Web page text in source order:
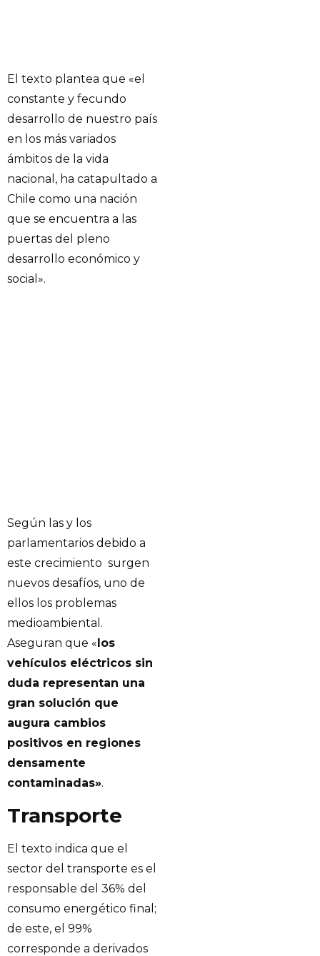
El texto plantea que «el
constante y fecundo
desarrollo de nuestro país
en los más variados
ámbitos de la vida
nacional, ha catapultado a
Chile como una nación
que se encuentra a las
puertas del pleno
desarrollo económico y
social».
Según las y los
parlamentarios debido a
este crecimiento surgen
nuevos desafíos, uno de
ellos los problemas
medioambiental.
Aseguran que « los
vehículos eléctricos sin
duda representan una
gran solución que
augura cambios
positivos en regiones
densamente
contaminadas».
Transporte
El texto indica que el
sector del transporte es el
responsable del 36% del
consumo energético final;
de este, el 99%
corresponde a derivados